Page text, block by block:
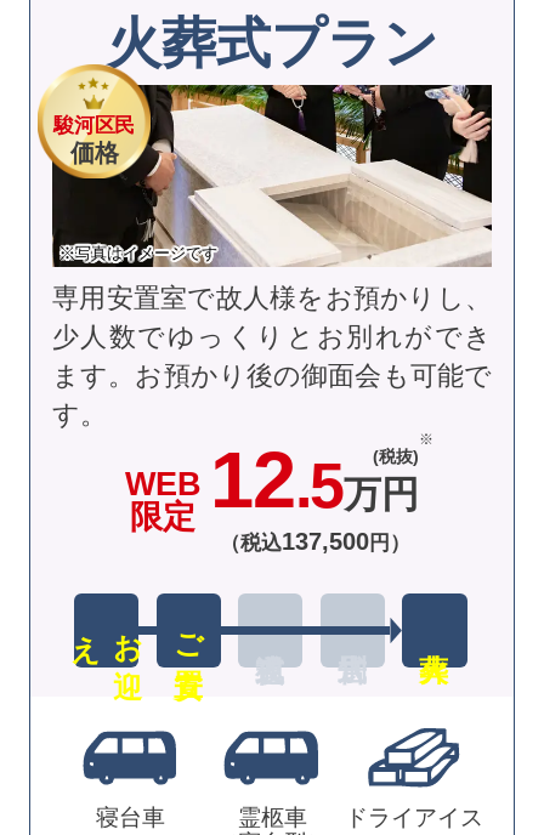
駿河区民
価格
※写真はイメージです
火葬式プラン
WEB
限定 12.5万円
(税抜)
（税込137,500円）
お
迎
え ご安置
専用安置室で故人様をお預かりし、
少人数でゆっくりとお別れができ
ます。お預かり後の御面会も可能で
す。
寝台車
霊柩車
ドライアイス